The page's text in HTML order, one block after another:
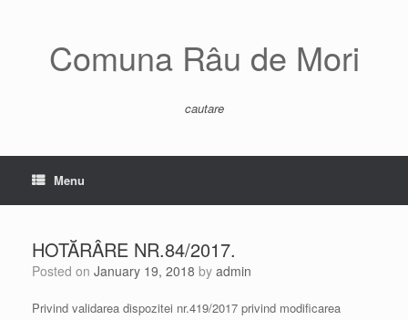
Comuna Râu de Mori
cautare
Menu
HOTĂRÂRE NR.84/2017.
Posted on January 19, 2018 by admin
Privind validarea dispozitei nr.419/2017 privind modificarea